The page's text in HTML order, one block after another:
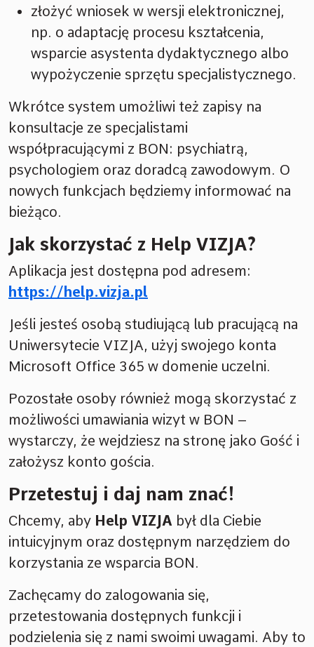
złożyć wniosek w wersji elektronicznej,
np. o adaptację procesu kształcenia,
wsparcie asystenta dydaktycznego albo
wypożyczenie sprzętu specjalistycznego.
Wkrótce system umożliwi też zapisy na
konsultacje ze specjalistami
współpracującymi z BON: psychiatrą,
psychologiem oraz doradcą zawodowym. O
nowych funkcjach będziemy informować na
bieżąco.
Jak skorzystać z Help VIZJA?
Aplikacja jest dostępna pod adresem:
https://help.vizja.pl
Jeśli jesteś osobą studiującą lub pracującą na
Uniwersytecie VIZJA, użyj swojego konta
Microsoft Office 365 w domenie uczelni.
Pozostałe osoby również mogą skorzystać z
możliwości umawiania wizyt w BON –
wystarczy, że wejdziesz na stronę jako Gość i
założysz konto gościa.
Przetestuj i daj nam znać!
Chcemy, aby Help VIZJA był dla Ciebie
intuicyjnym oraz dostępnym narzędziem do
korzystania ze wsparcia BON.
Zachęcamy do zalogowania się,
przetestowania dostępnych funkcji i
podzielenia się z nami swoimi uwagami. Aby to